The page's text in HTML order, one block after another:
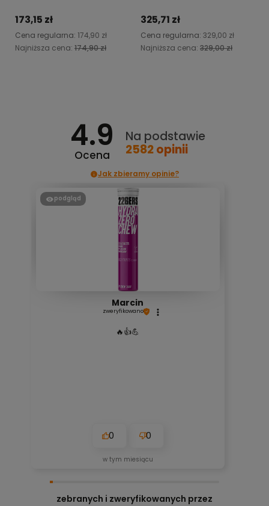
173,15 zł
Cena regularna: 174,90 zł
Najniższa cena: 174,90 zł
325,71 zł
Cena regularna: 329,00 zł
Najniższa cena: 329,00 zł
4.9
Ocena
Na podstawie
2582opinii
Jak zbieramy opinie?
podgląd
Marcin
zweryfikowano
🔥👍️💪
0 0
w tym miesiącu
zebranych i zweryfikowanych przez